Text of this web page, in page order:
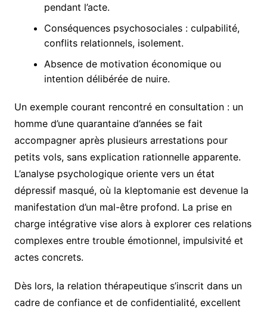
pendant l’acte.
Conséquences psychosociales : culpabilité,
conflits relationnels, isolement.
Absence de motivation économique ou
intention délibérée de nuire.
Un exemple courant rencontré en consultation : un
homme d’une quarantaine d’années se fait
accompagner après plusieurs arrestations pour
petits vols, sans explication rationnelle apparente.
L’analyse psychologique oriente vers un état
dépressif masqué, où la kleptomanie est devenue la
manifestation d’un mal-être profond. La prise en
charge intégrative vise alors à explorer ces relations
complexes entre trouble émotionnel, impulsivité et
actes concrets.
Dès lors, la relation thérapeutique s’inscrit dans un
cadre de confiance et de confidentialité, excellent